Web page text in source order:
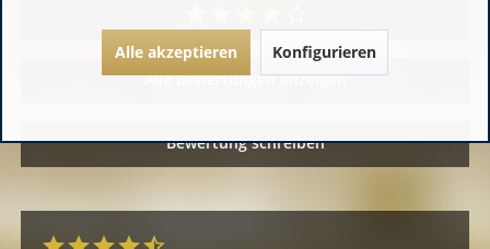
Alle Bewertungen anzeigen
Bewertung schreiben
Alle akzeptieren Konfigurieren